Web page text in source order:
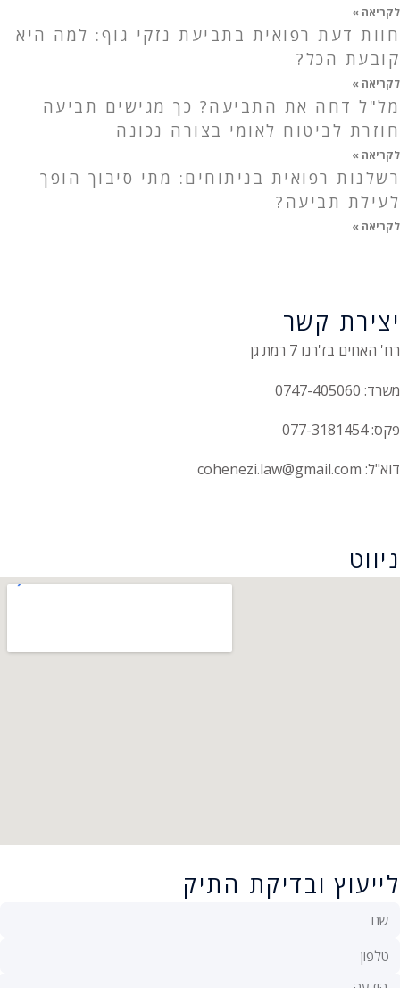
לקריאה »
חוות דעת רפואית בתביעת נזקי גוף: למה היא
קובעת הכל?
לקריאה »
מל"ל דחה את התביעה? כך מגישים תביעה
חוזרת לביטוח לאומי בצורה נכונה
לקריאה »
רשלנות רפואית בניתוחים: מתי סיבוך הופך
לעילת תביעה?
לקריאה »
יצירת קשר
רח' האחים בז'רנו 7 רמת גן
משרד: 0747-405060
פקס: 077-3181454
דוא"ל: cohenezi.law@gmail.com
ניווט
לייעוץ ובדיקת התיק